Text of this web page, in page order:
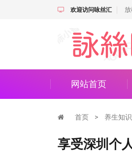
欢迎访问咏丝汇
网站首页
首页 > 养生知识
享受深圳个